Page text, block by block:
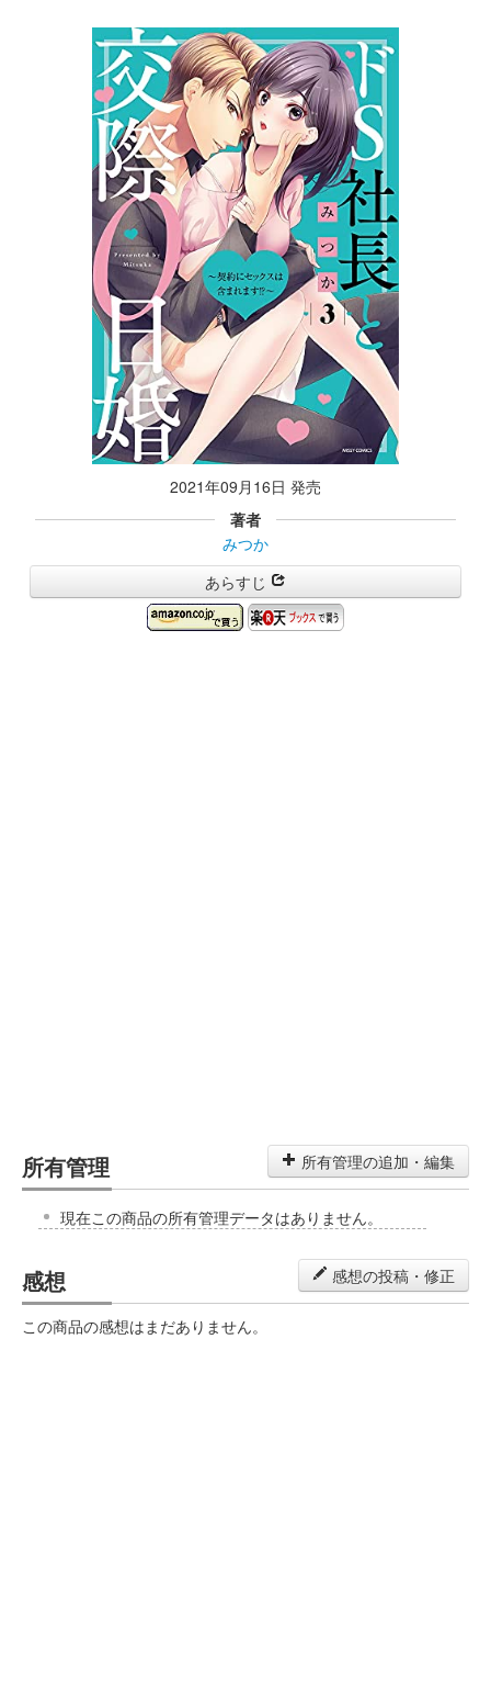
2021年09月16日 発売
著者
みつか
あらすじ
所有管理 所有管理の追加・編集
現在この商品の所有管理データはありません。
感想 感想の投稿・修正
この商品の感想はまだありません。